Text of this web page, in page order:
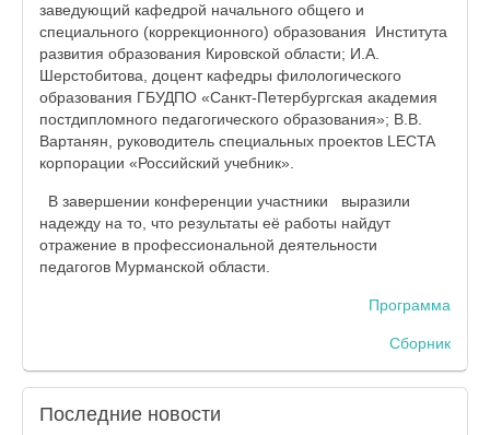
заведующий кафедрой начального общего и
специального (коррекционного) образования Института
развития образования Кировской области; И.А.
Шерстобитова, доцент кафедры филологического
образования ГБУДПО «Санкт-Петербургская академия
постдипломного педагогического образования»; В.В.
Вартанян, руководитель специальных проектов LECTA
корпорации «Российский учебник».
В завершении конференции участники выразили
надежду на то, что результаты её работы найдут
отражение в профессиональной деятельности
педагогов Мурманской области.
Программа
Сборник
Последние новости